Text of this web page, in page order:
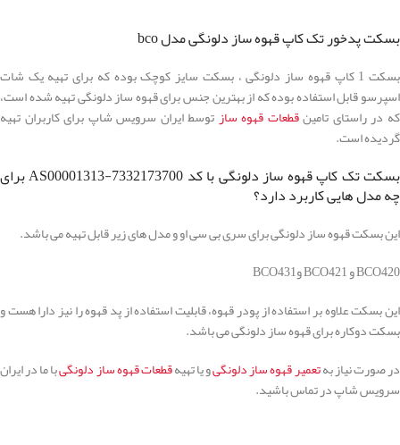
بسکت پدخور تک کاپ قهوه ساز دلونگی مدل bco
بسکت 1 کاپ قهوه ساز دلونگی ، بسکت سایز کوچک بوده که برای تهیه یک شات
اسپرسو قابل استفاده بوده که از بهترین جنس برای قهوه ساز دلونگی تهیه شده است،
که در راستای تامینقطعات قهوه سازتوسط ایران سرویس شاپ برای کاربران تهیه
گردیده است.
بسکت تک کاپ قهوه ساز دلونگی با کد AS00001313-7332173700 برای
چه مدل هایی کاربرد دارد؟
این بسکت قهوه ساز دلونگی برای سری بی سی او و مدل های زیر قابل تهیه می باشد.
BCO420 و BCO421 وBCO431
این بسکت علاوه بر استفاده از پودر قهوه، قابلیت استفاده از پد قهوه را نیز دارا هست و
بسکت دوکاره برای قهوه ساز دلونگی می باشد.
در صورت نیاز بهتعمیر قهوه ساز دلونگیو یا تهیهقطعات قهوه ساز دلونگیبا ما در ایران
سرویس شاپ در تماس باشید.